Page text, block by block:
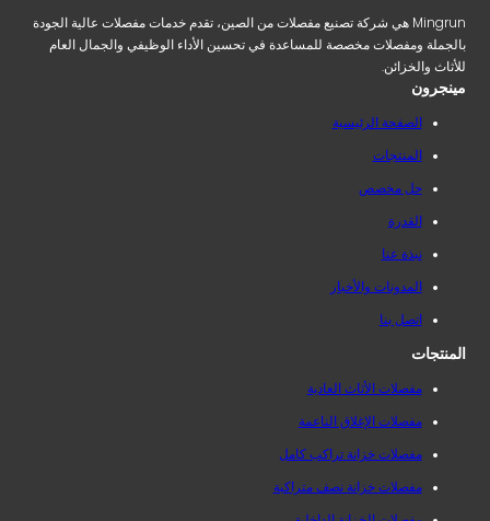
Mingrun هي شركة تصنيع مفصلات من الصين، تقدم خدمات مفصلات عالية الجودة
بالجملة ومفصلات مخصصة للمساعدة في تحسين الأداء الوظيفي والجمال العام
للأثاث والخزائن.
مينجرون
الصفحة الرئيسية
المنتجات
حل مخصص
القدرة
نبذة عنا
المدونات والأخبار
اتصل بنا
المنتجات
مفصلات الأثاث العادية
مفصلات الإغلاق الناعمة
مفصلات خزانة تراكب كامل
مفصلات خزانة نصف متراكبة